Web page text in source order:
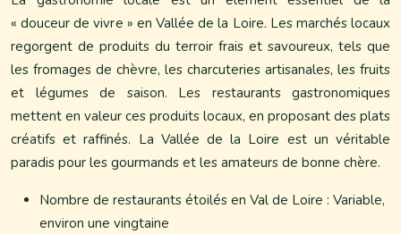
« douceur de vivre » en Vallée de la Loire. Les marchés locaux
regorgent de produits du terroir frais et savoureux, tels que
les fromages de chèvre, les charcuteries artisanales, les fruits
et légumes de saison. Les restaurants gastronomiques
mettent en valeur ces produits locaux, en proposant des plats
créatifs et raffinés. La Vallée de la Loire est un véritable
paradis pour les gourmands et les amateurs de bonne chère.
Nombre de restaurants étoilés en Val de Loire : Variable,
environ une vingtaine